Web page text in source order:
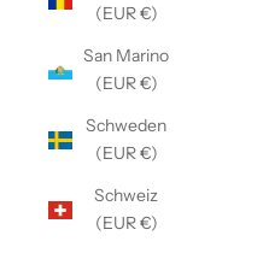
(EUR €)
San Marino
(EUR €)
Schweden
(EUR €)
Schweiz
(EUR €)